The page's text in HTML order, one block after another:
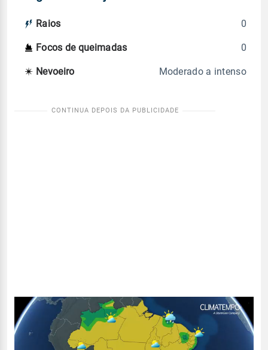
Raios 0
Focos de queimadas 0
Nevoeiro Moderado a intenso